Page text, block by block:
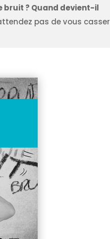
bruit ? Quand devient-il
pas de vous casser